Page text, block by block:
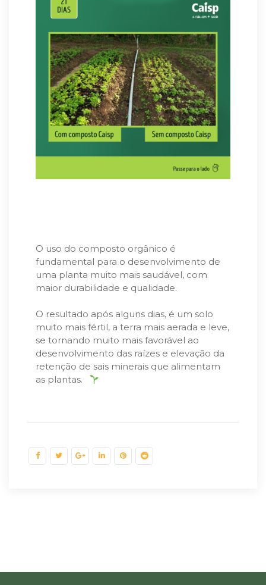
O uso do composto orgânico é
fundamental para o desenvolvimento de
uma planta muito mais saudável, com
maior durabilidade e qualidade.⠀
O resultado após alguns dias, é um solo
muito mais fértil, a terra mais aerada e leve,
se tornando muito mais favorável ao
desenvolvimento das raízes e elevação da
retenção de sais minerais que alimentam
as plantas.⠀